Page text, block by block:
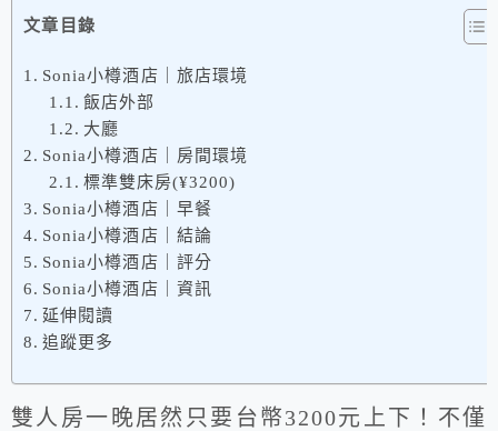
文章目錄
Sonia小樽酒店｜旅店環境
飯店外部
大廳
Sonia小樽酒店｜房間環境
標準雙床房(¥3200)
Sonia小樽酒店｜早餐
Sonia小樽酒店｜結論
Sonia小樽酒店｜評分
Sonia小樽酒店｜資訊
延伸閱讀
追蹤更多
雙人房一晚居然只要台幣3200元上下！不僅